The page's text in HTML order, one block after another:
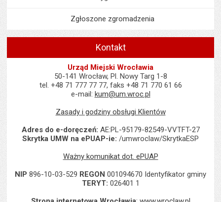
Zgłoszone zgromadzenia
Kontakt
Urząd Miejski Wrocławia
50-141 Wrocław, Pl. Nowy Targ 1-8
tel. +48 71 777 77 77, faks +48 71 770 61 66
e-mail: kum@um.wroc.pl
Zasady i godziny obsługi Klientów
Adres do e-doręczeń: AE:PL-95179-82549-VVTFT-27
Skrytka UMW na ePUAP-ie: /umwroclaw/SkrytkaESP
Ważny komunikat dot. ePUAP
NIP 896-10-03-529 REGON 001094670 Identyfikator gminy
TERYT: 026401 1